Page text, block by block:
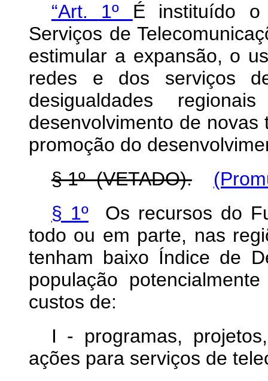
“Art. 1º É instituído o
Serviços de
estimular a expansão, o
redes e dos serviços
desigualdades
desenvolvimento de
promoção do
§ 1º (VETADO).
§ 1ºOs recursos do
todo ou em parte, nas
tenham baixo Índice de
população
custos de:
I - programas,
ações para serviços de